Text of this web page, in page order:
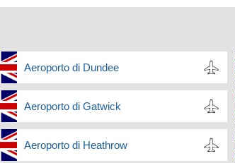
Aeroporto di Dundee
Aeroporto di Gatwick
Aeroporto di Heathrow